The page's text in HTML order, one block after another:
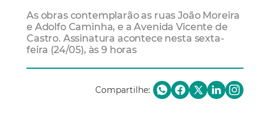
As obras contemplarão as ruas João Moreira
e Adolfo Caminha, e a Avenida Vicente de
Castro. Assinatura acontece nesta sexta-
feira (24/05), às 9 horas
Compartilhe: